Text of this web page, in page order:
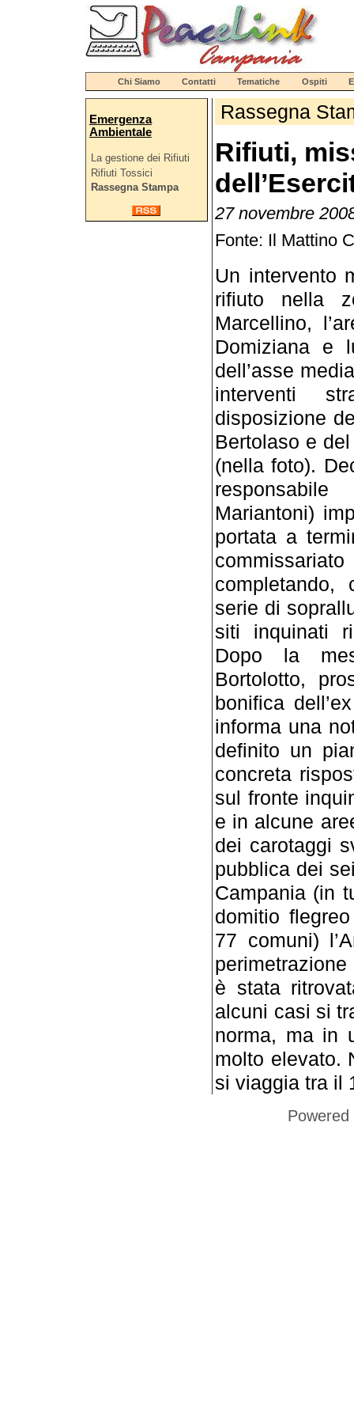
Chi Siamo Contatti Tematiche Ospiti
Emergenza
Ambientale
La gestione dei Rifiuti
Rifiuti Tossici
Rassegna Stampa
Rassegna
Rifiuti,
27 novembre
Fonte: Il Mattino
Un intervento
rifiuto nella
Marcellino,
Domiziana e
dell’asse
interventi
disposizione
Bertolaso e
(nella foto).
Mariantoni)
portata a
serie di
siti inquinati
Dopo la
Bortolotto,
bonifica
informa una
definito un
concreta
sul fronte
e in alcune
dei carotaggi
pubblica dei
Campania (in
domitio
77 comuni)
è stata
alcuni casi si
norma, ma in
molto elevato.
si viaggia tra il